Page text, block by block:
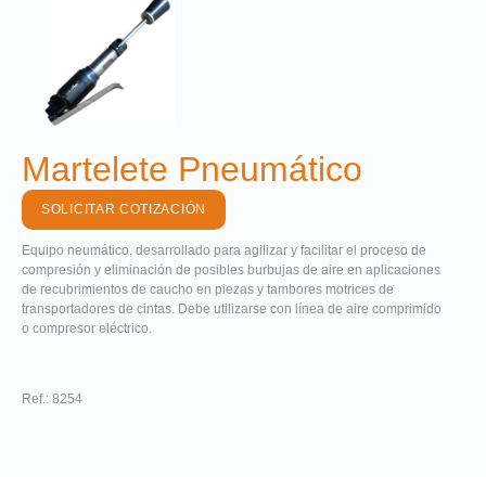
Martelete Pneumático
SOLICITAR COTIZACIÓN
Equipo neumático, desarrollado para agilizar y facilitar el proceso de
compresión y eliminación de posibles burbujas de aire en aplicaciones
de recubrimientos de caucho en piezas y tambores motrices de
transportadores de cintas. Debe utilizarse con línea de aire comprimido
o compresor eléctrico.
Ref.: 8254